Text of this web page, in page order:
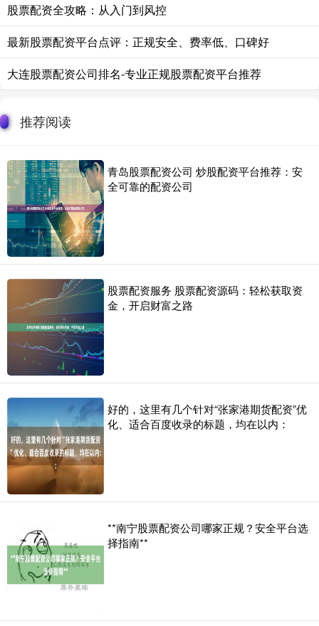
股票配资全攻略：从入门到风控
最新股票配资平台点评：正规安全、费率低、口碑好
大连股票配资公司排名-专业正规股票配资平台推荐
推荐阅读
青岛股票配资公司 炒股配资平台推荐：安
全可靠的配资公司
股票配资服务 股票配资源码：轻松获取资
金，开启财富之路
好的，这里有几个针对“张家港期货配资”优
化、适合百度收录的标题，均在以内：
**南宁股票配资公司哪家正规？安全平台选
择指南**